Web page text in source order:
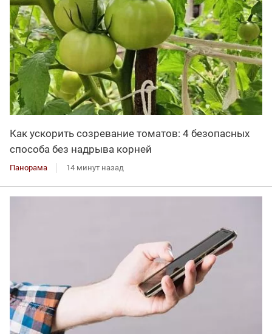
Как ускорить созревание томатов: 4 безопасных
способа без надрыва корней
Панорама 14 минут назад